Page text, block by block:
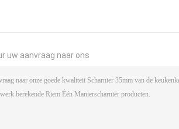
uw aanvraag naar ons